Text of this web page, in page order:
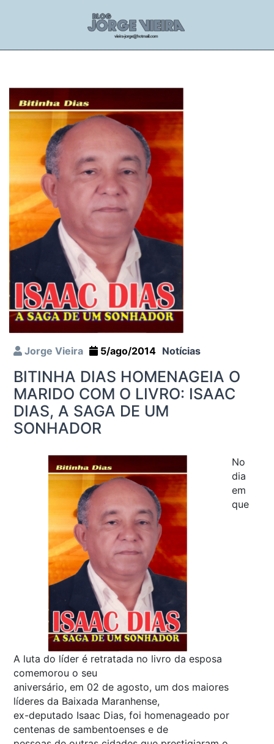
Jorge Vieira 5/ago/2014 Notícias
BITINHA DIAS HOMENAGEIA O
MARIDO COM O LIVRO: ISAAC
DIAS, A SAGA DE UM
SONHADOR
A luta do líder é retratada no livro da esposa
No
dia
em
que
comemorou o seu
aniversário, em 02 de agosto, um dos maiores
líderes da Baixada Maranhense,
ex-deputado Isaac Dias, foi homenageado por
centenas de sambentoenses e de